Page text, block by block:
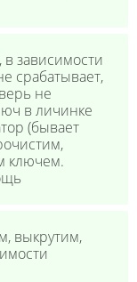
зависимости
срабатывает,
не
в личинке
(бывает
ключем.
выкрутим,